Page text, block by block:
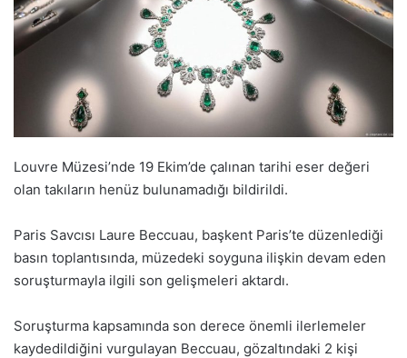
Louvre Müzesi’nde 19 Ekim’de çalınan tarihi eser değeri
olan takıların henüz bulunamadığı bildirildi.
Paris Savcısı Laure Beccuau, başkent Paris’te düzenlediği
basın toplantısında, müzedeki soyguna ilişkin devam eden
soruşturmayla ilgili son gelişmeleri aktardı.
Soruşturma kapsamında son derece önemli ilerlemeler
kaydedildiğini vurgulayan Beccuau, gözaltındaki 2 kişi